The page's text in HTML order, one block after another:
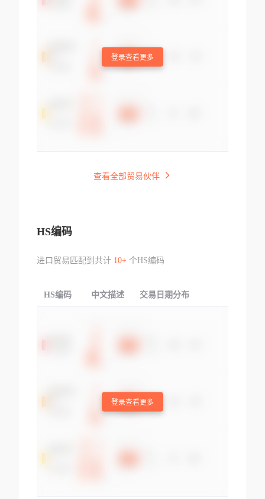
登录查看更多
查看全部贸易伙伴
HS编码
进口贸易匹配到共计 10+个HS编码
HS编码 中文描述 交易日期分布
登录查看更多